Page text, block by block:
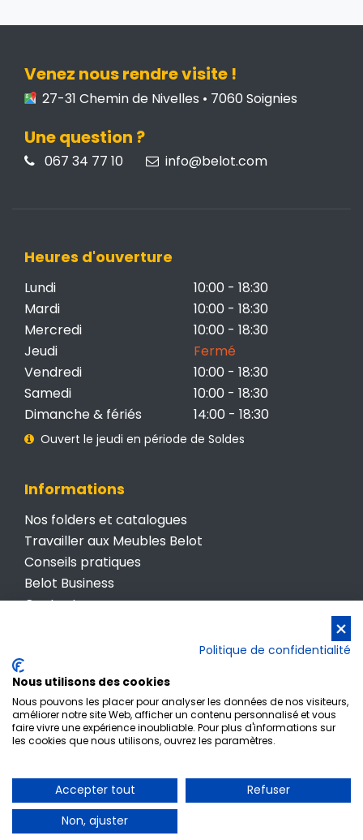
Venez nous rendre visite !
27-31 Chemin de Nivelles • 7060 Soignies
Une question ?
067 34 77 10 info@belot.com
Heures d'ouverture
Lundi
10:00 - 18:30
Mardi
10:00 - 18:30
Mercredi
10:00 - 18:30
Jeudi
Fermé
Vendredi
10:00 - 18:30
Samedi
10:00 - 18:30
Dimanche & fériés
14:00 - 18:30
Ouvert le jeudi en période de Soldes
Informations
Nos folders et catalogues
Travailler aux Meubles Belot
Conseils pratiques
Belot Business
Contactez-nous
© Meubles Belot • TVA BE 0412 512 987
Powered bywww.meaweb.tech • Agence de
Politique de confidentialité
Nous utilisons des cookies
Nous pouvons les placer pour analyser les données de nos visiteurs,
améliorer notre site Web, afficher un contenu personnalisé et vous
faire vivre une expérience inoubliable. Pour plus d'informations sur
les cookies que nous utilisons, ouvrez les paramètres.
Accepter tout
Refuser
Non, ajuster